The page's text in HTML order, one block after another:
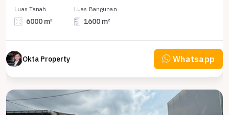
Luas Tanah
6000 m²
Luas Bangunan
1600 m²
Okta Property Whatsapp